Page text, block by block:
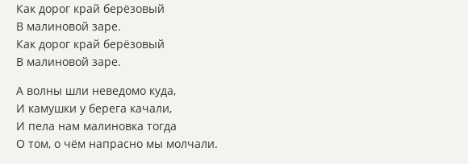
Как дорог край берёзовый
В малиновой заре.
Как дорог край берёзовый
В малиновой заре.
А волны шли неведомо куда,
И камушки у берега качали,
И пела нам малиновка тогда
О том, о чём напрасно мы молчали.